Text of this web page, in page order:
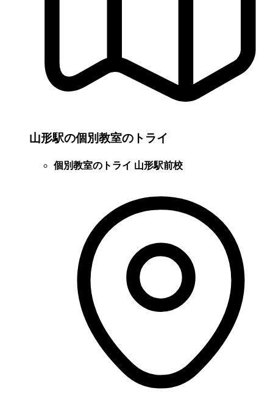
山形駅の個別教室のトライ
個別教室のトライ 山形駅前校